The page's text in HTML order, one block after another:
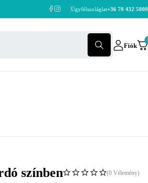
Ügyfélszoláglat+36 70 432 5000
Fiók
színben (0 Vélemény)